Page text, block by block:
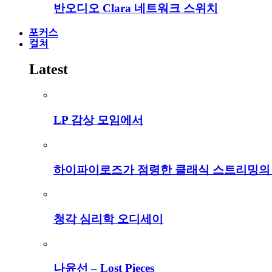
반오디오 Clara 네트워크 스위치
포커스
컬쳐
Latest
LP 감상 모임에서
하이파이로즈가 점령한 클래식 스트리밍
청각 심리학 오디세이
나윤선 – Lost Pieces